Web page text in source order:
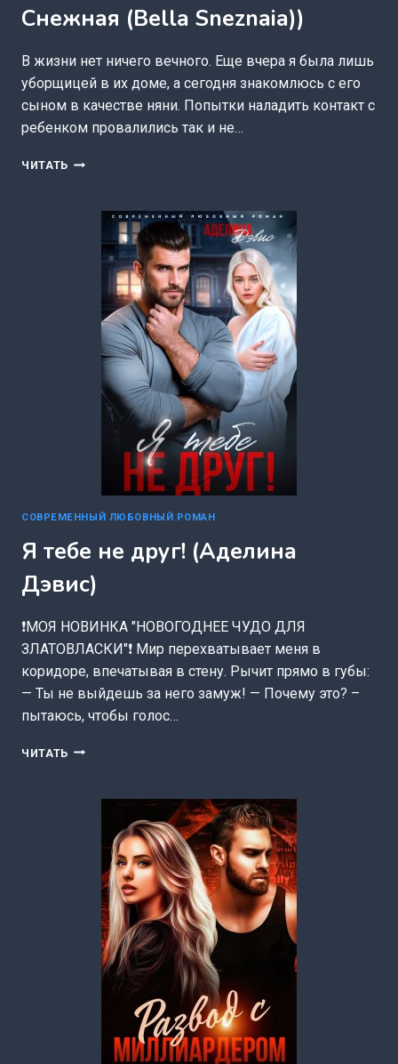
Снежная (Bella Sneznaia))
В жизни нет ничего вечного. Еще вчера я была лишь
уборщицей в их доме, а сегодня знакомлюсь с его
сыном в качестве няни. Попытки наладить контакт с
ребенком провалились так и не…
ЧИТАТЬ ЗАСТАВЬ
(БЕЛЛА
СНЕЖНАЯ
(BELLA
SNEZNAIA))
СОВРЕМЕННЫЙ ЛЮБОВНЫЙ РОМАН
Я тебе не друг! (Аделина
Дэвис)
❗️МОЯ НОВИНКА "НОВОГОДНЕЕ ЧУДО ДЛЯ
ЗЛАТОВЛАСКИ"❗️ Мир перехватывает меня в
коридоре, впечатывая в стену. Рычит прямо в губы:
— Ты не выйдешь за него замуж! — Почему это? –
пытаюсь, чтобы голос…
ЧИТАТЬ Я
ДРУГ!
(АДЕЛИНА
ДЭВИС)